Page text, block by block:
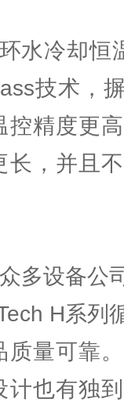
水冷却恒
技术，
控精度更
长，并且
多设备公
H系列
质量可靠
计也有独